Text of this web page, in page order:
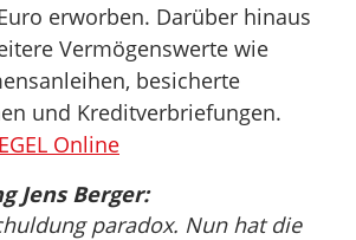
erworben. Darüber hinaus
Vermögenswerte wie
besicherte
und Kreditverbriefungen.
Online
Jens Berger:
paradox. Nun hat die